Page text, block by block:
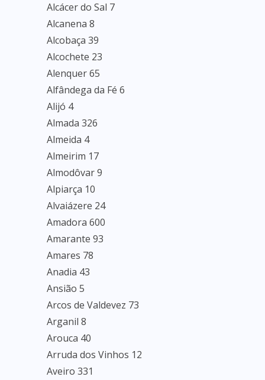
Alcácer do Sal 7
Alcanena 8
Alcobaça 39
Alcochete 23
Alenquer 65
Alfândega da Fé 6
Alijó 4
Almada 326
Almeida 4
Almeirim 17
Almodôvar 9
Alpiarça 10
Alvaiázere 24
Amadora 600
Amarante 93
Amares 78
Anadia 43
Ansião 5
Arcos de Valdevez 73
Arganil 8
Arouca 40
Arruda dos Vinhos 12
Aveiro 331